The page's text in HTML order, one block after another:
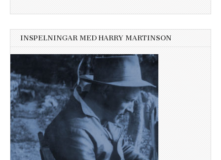
INSPELNINGAR MED HARRY MARTINSON